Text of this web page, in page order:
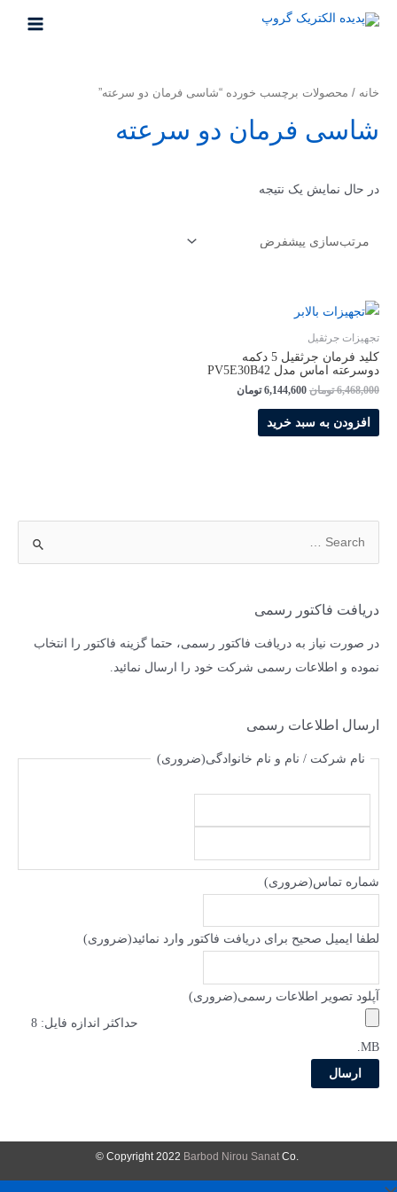
دریافت فاکتور رسمی
در صورت نیاز به دریافت فاکتور رسمی، حتما گزینه فاکتور را انتخاب
نموده و اطلاعات رسمی شرکت خود را ارسال نمائید.
ارسال اطلاعات رسمی
نام شرکت / نام و نام خانوادگی(ضروری)
شماره تماس(ضروری)
لطفا ایمیل صحیح برای دریافت فاکتور وارد نمائید(ضروری)
آپلود تصویر اطلاعات رسمی(ضروری)
حداکثر اندازه فایل: 8
MB.
خانه / محصولات برچسب خورده “شاسی فرمان دو سرعته”
شاسی فرمان دو سرعته
در حال نمایش یک نتیجه
تجهیزات جرثقیل
کلید فرمان جرثقیل 5 دکمه
دوسرعته اماس مدل PV5E30B42
6,468,000 تومان 6,144,600 تومان
افزودن به سبد خرید
.Copyright 2022
Barbod Nirou SanatCo ©